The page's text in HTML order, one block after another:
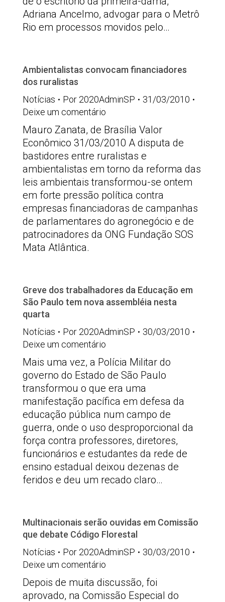
Adriana Ancelmo, advogar para o Metrô
Rio em processos movidos pelo…
Ambientalistas convocam financiadores
dos ruralistas
Notícias
Por 2020AdminSP
31/03/2010
Deixe um comentário
Mauro Zanata, de Brasília Valor
Econômico 31/03/2010 A disputa de
bastidores entre ruralistas e
ambientalistas em torno da reforma das
leis ambientais transformou-se ontem
em forte pressão política contra
empresas financiadoras de campanhas
de parlamentares do agronegócio e de
patrocinadores da ONG Fundação SOS
Mata Atlântica.
Greve dos trabalhadores da Educação em
São Paulo tem nova assembléia nesta
quarta
Notícias
Por 2020AdminSP
30/03/2010
Deixe um comentário
Mais uma vez, a Polícia Militar do
governo do Estado de São Paulo
transformou o que era uma
manifestação pacífica em defesa da
educação pública num campo de
guerra, onde o uso desproporcional da
força contra professores, diretores,
funcionários e estudantes da rede de
ensino estadual deixou dezenas de
feridos e deu um recado claro…
Multinacionais serão ouvidas em Comissão
que debate Código Florestal
Notícias
Por 2020AdminSP
30/03/2010
Deixe um comentário
Depois de muita discussão, foi
aprovado, na Comissão Especial do